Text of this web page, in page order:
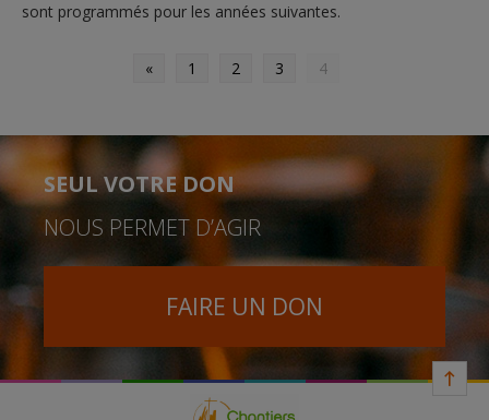
sont programmés pour les années suivantes.
« 1 2 3 4
SEUL VOTRE DON
NOUS PERMET D’AGIR
FAIRE UN DON